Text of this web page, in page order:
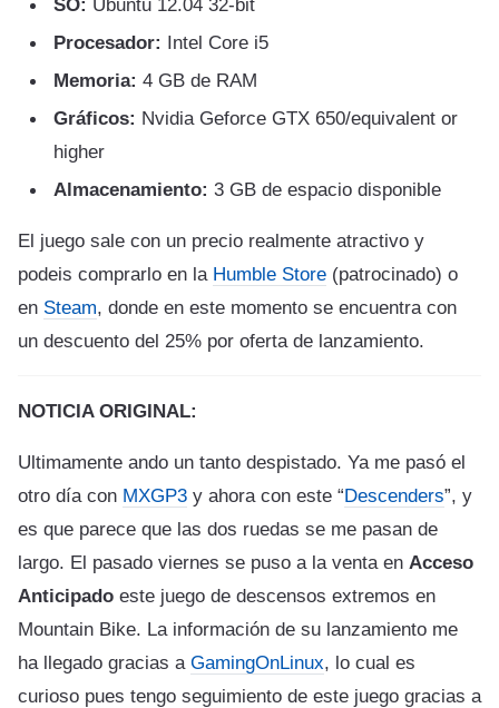
SO: Ubuntu 12.04 32-bit
Procesador: Intel Core i5
Memoria: 4 GB de RAM
Gráficos: Nvidia Geforce GTX 650/equivalent or
higher
Almacenamiento: 3 GB de espacio disponible
El juego sale con un precio realmente atractivo y
podeis comprarlo en la Humble Store (patrocinado) o
en Steam, donde en este momento se encuentra con
un descuento del 25% por oferta de lanzamiento.
NOTICIA ORIGINAL:
Ultimamente ando un tanto despistado. Ya me pasó el
otro día con MXGP3 y ahora con este “Descenders”, y
es que parece que las dos ruedas se me pasan de
largo. El pasado viernes se puso a la venta en Acceso
Anticipado este juego de descensos extremos en
Mountain Bike. La información de su lanzamiento me
ha llegado gracias a GamingOnLinux, lo cual es
curioso pues tengo seguimiento de este juego gracias a